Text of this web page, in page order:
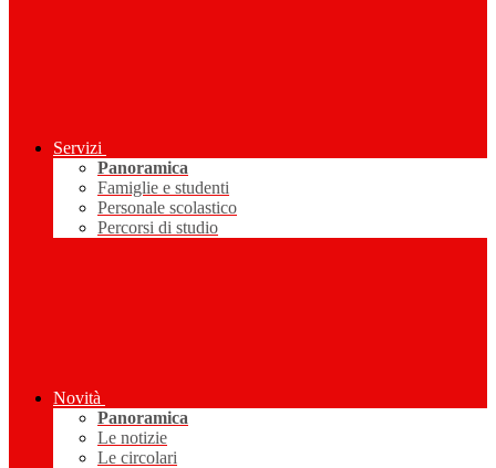
Servizi
Panoramica
Famiglie e studenti
Personale scolastico
Percorsi di studio
Novità
Panoramica
Le notizie
Le circolari